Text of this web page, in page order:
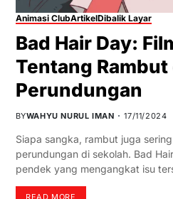
Animasi ClubArtikelDibalik Layar
Bad Hair Day:
Tentang Rambut
Perundungan
BYWAHYU NURUL IMAN 17/11/2024
Siapa sangka, rambut juga
perundungan di sekolah. Bad
pendek yang mengangkat isu